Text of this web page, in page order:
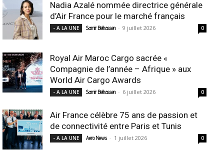
Nadia Azalé nommée directrice générale
d’Air France pour le marché français
- A LA UNE Samir Belhassen - 9 juillet 2026 0
Royal Air Maroc Cargo sacrée «
Compagnie de l’année – Afrique » aux
World Air Cargo Awards
- A LA UNE Samir Belhassen - 6 juillet 2026 0
Air France célèbre 75 ans de passion et
de connectivité entre Paris et Tunis
- A LA UNE Aero News - 1 juillet 2026 0